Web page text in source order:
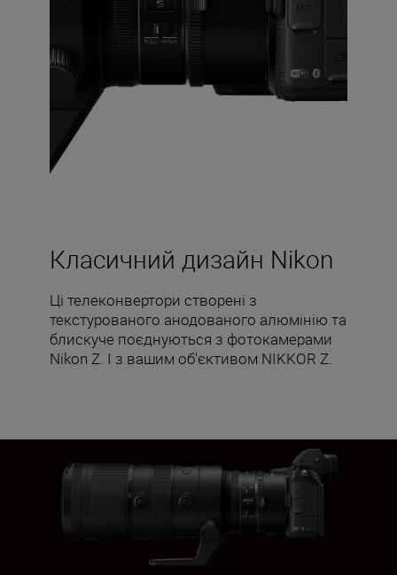
Класичний дизайн Nikon
Ці телеконвертори створені з
текстурованого анодованого алюмінію та
блискуче поєднуються з фотокамерами
Nikon Z. І з вашим об'єктивом NIKKOR Z.